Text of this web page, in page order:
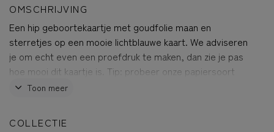
OMSCHRIJVING
Een hip geboortekaartje met goudfolie maan en
sterretjes op een mooie lichtblauwe kaart. We adviseren
je om echt even een proefdruk te maken, dan zie je pas
hoe mooi dit kaartje is. Tip: probeer onze papiersoort
Linnen eens!
Toon meer
COLLECTIE